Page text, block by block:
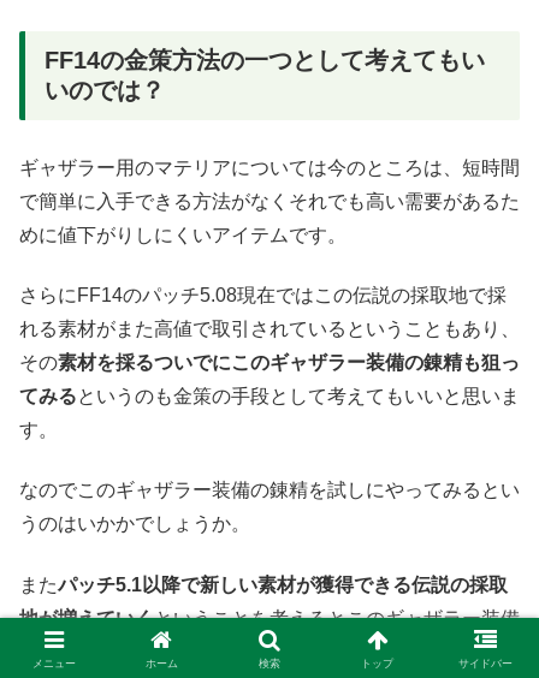
FF14の金策方法の一つとして考えてもい
いのでは？
ギャザラー用のマテリアについては今のところは、短時間
で簡単に入手できる方法がなくそれでも高い需要があるた
めに値下がりしにくいアイテムです。
さらにFF14のパッチ5.08現在ではこの伝説の採取地で採
れる素材がまた高値で取引されているということもあり、
その素材を採るついでにこのギャザラー装備の錬精も狙っ
てみるというのも金策の手段として考えてもいいと思いま
す。
なのでこのギャザラー装備の錬精を試しにやってみるとい
うのはいかかでしょうか。
またパッチ5.1以降で新しい素材が獲得できる伝説の採取
地が増えていくということを考えるとこのギャザラー装備
錬精というのはより実用性が増していくという可能性もあ
メニュー ホーム 検索 トップ サイドバー